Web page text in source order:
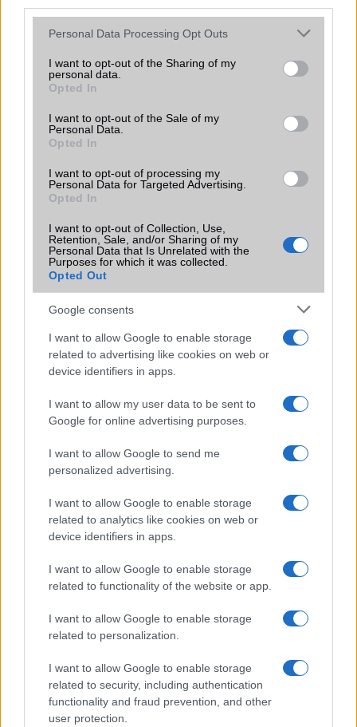
Please note that this website/app uses one or more Google
not limited to your visit or usage behaviour. You may click to
grant or deny consent to Google and its third-party tags to
use your data for below specified purposes in below Google
consent section.
Personal Data Processing Opt Outs
I want to opt-out of the Sharing of my
personal data.
Opted In
I want to opt-out of the Sale of my
Personal Data.
Opted In
I want to opt-out of processing my
Personal Data for Targeted Advertising.
Opted In
I want to opt-out of Collection, Use,
Retention, Sale, and/or Sharing of my
Personal Data that Is Unrelated with the
Purposes for which it was collected.
Opted Out
Google consents
I want to allow Google to enable storage
related to advertising like cookies on web or
device identifiers in apps.
I want to allow my user data to be sent to
Google for online advertising purposes.
I want to allow Google to send me
personalized advertising.
I want to allow Google to enable storage
related to analytics like cookies on web or
device identifiers in apps.
I want to allow Google to enable storage
related to functionality of the website or app.
I want to allow Google to enable storage
related to personalization.
I want to allow Google to enable storage
related to security, including authentication
functionality and fraud prevention, and other
user protection.
Samsung Galaxy Note2 640 euróért
Világsiker a Samsung Galaxy Note II
Android 4.1.2 a Galaxy Note II-n
Ötmillió Samsung Galaxy Note II fogyott
Samsung Galaxy Note II 6400 mAh-s akkumulátorral
Flip cover új színekben Galaxy S III és Note II mobilokra
Samsung Galaxy Note III: 8 mag, 6.3 col?
Kód-kikerülés: veszélyben a Samsung Galaxy mobilok!
További hírek
Számos népszerű Samsung Galaxy készülék kimarad a One
iPhone 18 bemutató dátum - ekkor rántja le a leplet az
Apple az új csúcsmobilokról
Az Android rejtett automatizmusai: hat funkció, amely
észrevétlenül könnyíti meg a mindennapokat
mobilhasználatot – sokan mégsem tudnak róla
A Galaxy S25 is megkaphatja a Galaxy S26 egyik legjobb
kamerás funkcióját
Élőképeken a Dark Cherry színű iPhone 18 Pro Max!
Itt a vég a Galaxy S23 széria számára: a One UI 9 lehet az
utolsó nagy frissítés